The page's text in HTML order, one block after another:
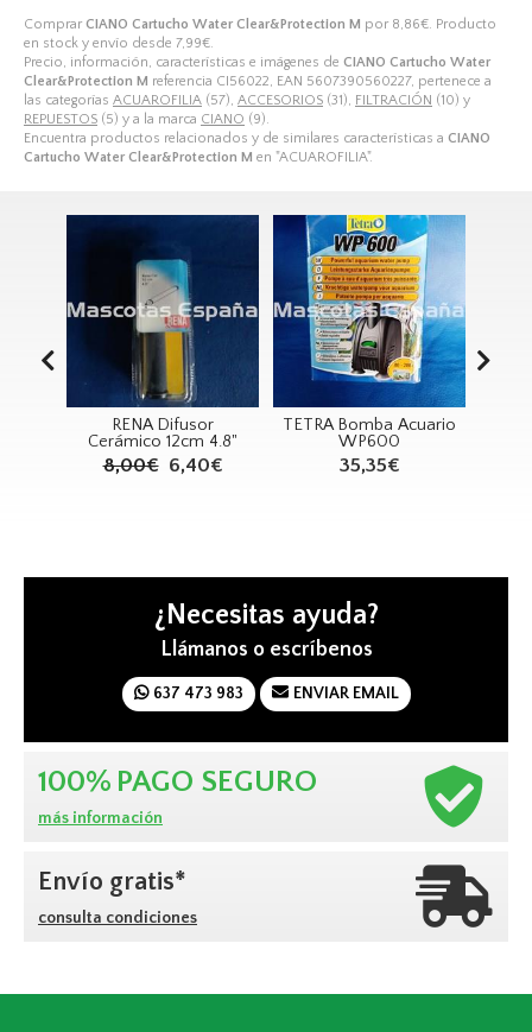
Comprar CIANO Cartucho Water Clear&Protection M por 8,86€ . Producto
en stock y envío desde 7,99€
Precio, información, características e imágenes de CIANO Cartucho Water
Clear&Protection M referencia CI56022, EAN 5607390560227, pertenece a
las categorías ACUAROFILIA (57), ACCESORIOS (31), FILTRACIÓN (10) y
REPUESTOS (5) y a la marca CIANO (9).
Encuentra productos relacionados y de similares características a CIANO
Cartucho Water Clear&Protection M en "ACUAROFILIA".
RENA Difusor
Cerámico 12cm 4.8"
8,00€ 6,40€
TETRA Bomba Acuario
WP600
35,35€
¿Necesitas ayuda?
Llámanos o escríbenos
637 473 983 ENVIAR EMAIL
100% PAGO SEGURO
más información
Envío gratis*
consulta condiciones